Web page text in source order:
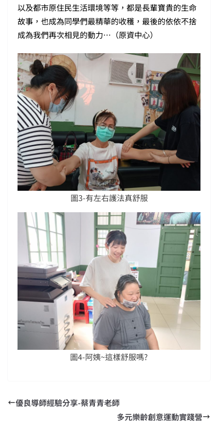
以及都市原住民生活環境等等，都是長輩寶貴的生命
故事，也成為同學們最精華的收穫，最後的依依不捨
成為我們再次相見的動力…（原資中心）
圖3-有左右護法真舒服
圖4-阿姨~這樣舒服嗎?
優良導師經驗分享-蔡青青老師
多元樂齡創意運動實踐營